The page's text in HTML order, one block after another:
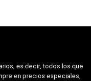
es decir, todos los que
en precios especiales,